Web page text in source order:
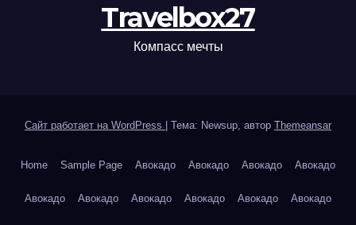
Travelbox27
Компасс мечты
Сайт работает на WordPress Тема: Newsup, автор Themeansar
Home Sample Page Авокадо Авокадо Авокадо Авокадо
Авокадо Авокадо Авокадо Авокадо Авокадо Авокадо